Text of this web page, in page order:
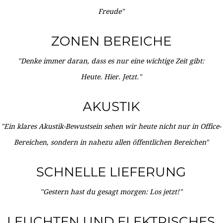
Freude"
ZONEN BEREICHE
"Denke immer daran, dass es nur eine wichtige Zeit gibt:
Heute. Hier. Jetzt."
AKUSTIK
"Ein klares Akustik-Bewustsein sehen wir heute nicht nur in Office-
Bereichen, sondern in nahezu allen öffentlichen Bereichen"
SCHNELLE LIEFERUNG
"Gestern hast du gesagt morgen: Los jetzt!"